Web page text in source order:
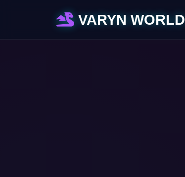
VARYN WORLD